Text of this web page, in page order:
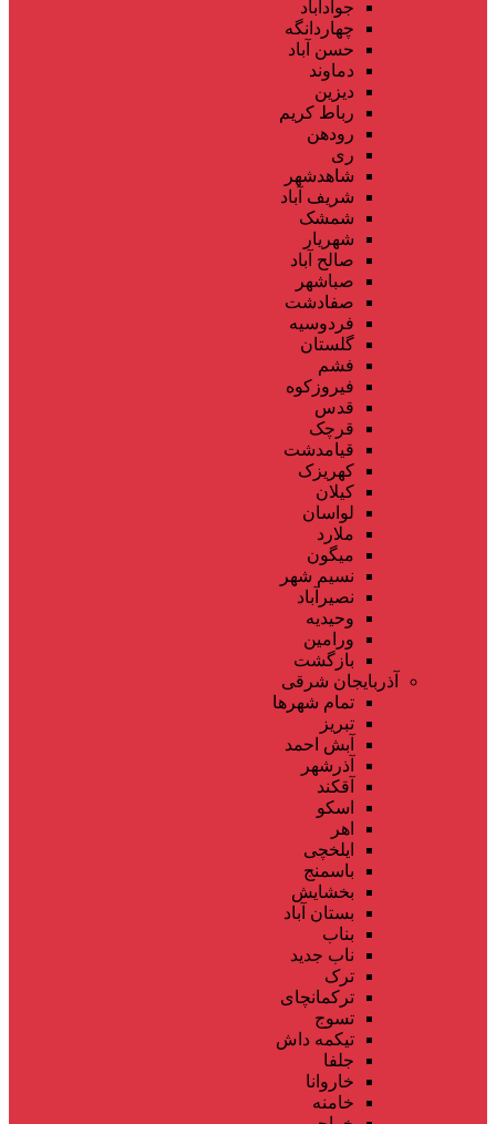
جوادآباد
چهاردانگه
حسن آباد
دماوند
دیزین
رباط کریم
رودهن
ری
شاهدشهر
شریف آباد
شمشک
شهریار
صالح آباد
صباشهر
صفادشت
فردوسیه
گلستان
فشم
فیروزکوه
قدس
قرچک
قیامدشت
کهریزک
کیلان
لواسان
ملارد
میگون
نسیم شهر
نصیرآباد
وحیدیه
ورامین
بازگشت
آذربایجان شرقی
تمام شهر‌ها
تبریز
آبش احمد
آذرشهر
آقکند
اسکو
اهر
ایلخچی
باسمنج
بخشایش
بستان آباد
بناب
ناب جدید
ترک
ترکمانچای
تسوج
تیکمه داش
جلفا
خاروانا
خامنه